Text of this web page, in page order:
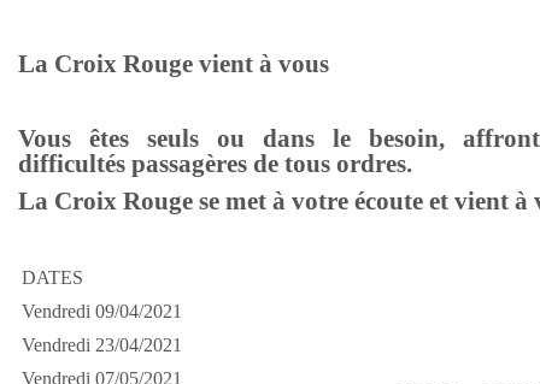
La Croix Rouge vient à vous
Vous êtes seuls ou dans le besoin,
difficultés passagères de tous ordres.
La Croix Rouge se met à votre écoute et vient à
DATES
Vendredi 09/04/2021
Vendredi 23/04/2021
Vendredi 07/05/2021